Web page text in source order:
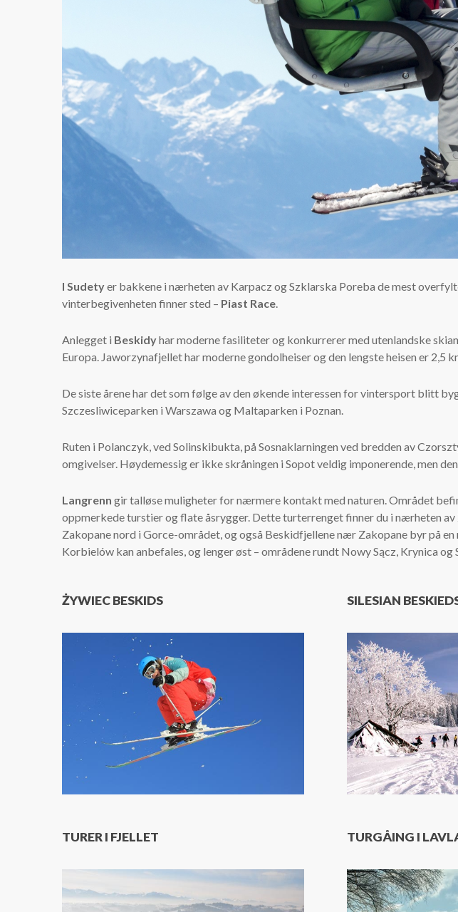
I Sudetyer bakkene i nærheten av Karpacz og Szklarska Poreba de mest
vinterbegivenheten finner sted – Piast Race.
Anlegget i Beskidyhar moderne fasiliteter og konkurrerer med utenlandske
Europa. Jaworzynafjellet har moderne gondolheiser og den lengste heisen er 2,5
De siste årene har det som følge av den økende interessen for vintersport blitt
Szczesliwiceparken i Warszawa og Maltaparken i Poznan.
Ruten i Polanczyk, ved Solinskibukta, på Sosnaklarningen ved bredden av
omgivelser. Høydemessig er ikke skråningen i Sopot veldig imponerende, men
Langrenn gir talløse muligheter for nærmere kontakt med naturen. Området
oppmerkede turstier og flate åsrygger. Dette turterrenget finner du i nærheten
Zakopane nord i Gorce-området, og også Beskidfjellene nær Zakopane byr på
Korbielów kan anbefales, og lenger øst – områdene rundt Nowy Sącz, Krynica
ŻYWIEC BESKIDS SILESIAN
TURER I FJELLET TURGÅING I